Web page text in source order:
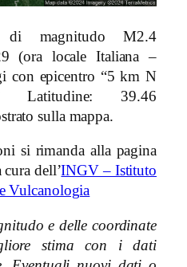
di magnitudo M2.4
(ora locale Italiana –
con epicentro “5 km N
Latitudine: 39.46
sulla mappa.
si rimanda alla pagina
cura dell’INGV – Istituto
Vulcanologia
e delle coordinate
stima con i dati